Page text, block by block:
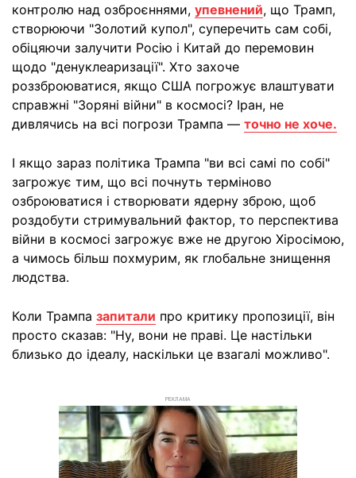
контролю над озброєннями, упевнений, що Трамп,
створюючи "Золотий купол", суперечить сам собі,
обіцяючи залучити Росію і Китай до перемовин
щодо "денуклеаризації". Хто захоче
роззброюватися, якщо США погрожує влаштувати
справжні "Зоряні війни" в космосі? Іран, не
дивлячись на всі погрози Трампа — точно не хоче.
І якщо зараз політика Трампа "ви всі самі по собі"
загрожує тим, що всі почнуть терміново
озброюватися і створювати ядерну зброю, щоб
роздобути стримувальний фактор, то перспектива
війни в космосі загрожує вже не другою Хіросімою,
а чимось більш похмурим, як глобальне знищення
людства.
Коли Трампа запитали про критику пропозиції, він
просто сказав: "Ну, вони не праві. Це настільки
близько до ідеалу, наскільки це взагалі можливо".
РЕКЛАМА